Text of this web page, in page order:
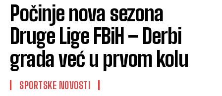
Počinje nova sezona
Druge Lige FBiH – Derbi
grada već u prvom kolu
SPORTSKE NOVOSTI